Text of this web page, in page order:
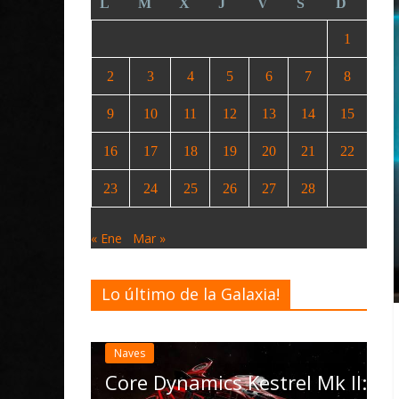
L M X J V S D
1
2 3 4 5 6 7 8
9 10 11 12 13 14 15
16 17 18 19 20 21 22
23 24 25 26 27 28
« Ene Mar »
Lo último de la Galaxia!
Kestrel Mk II:
Noticias
Elite Dangerous
actualización 4.4.0:
las Operations, el